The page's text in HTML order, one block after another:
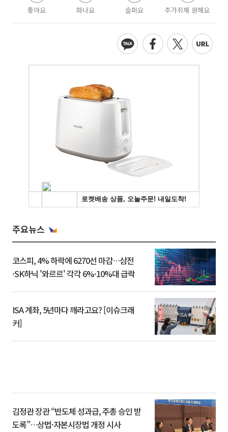
좋아요 화나요 슬퍼요 추가취재 원해요
주요뉴스
코스피, 4% 하락에 6270선 마감…삼전
·SK하닉 '와르르' 각각 6%·10%대 급락
ISA 계좌, 5년마다 깨라고요? [이슈크래
커]
김정관 장관 “반도체 성과급, 주총 승인 받
도록”…상법·자본시장법 개정 시사